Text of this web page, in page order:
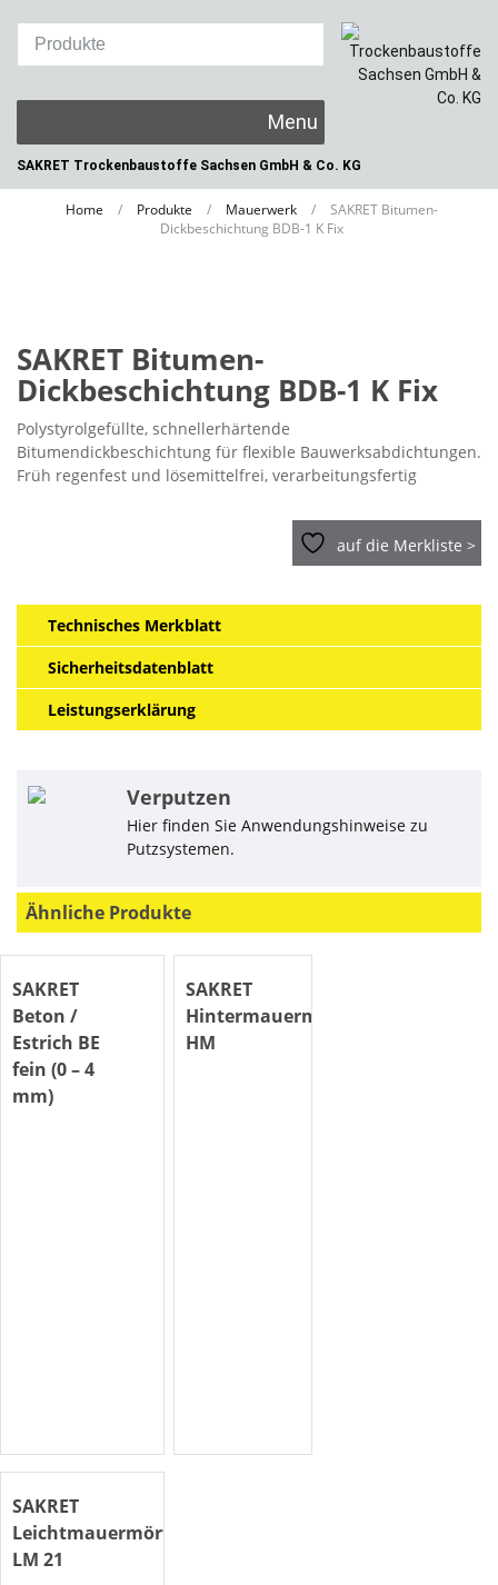
SAKRET Trockenbaustoffe Sachsen GmbH & Co. KG
content
Home / Produkte / Mauerwerk /
SAKRET Bitumen-
Dickbeschichtung BDB-1 K Fix
SAKRET Bitumen-
Dickbeschichtung BDB-1 K Fix
Polystyrolgefüllte, schnellerhärtende
Bitumendickbeschichtung für flexible Bauwerksabdichtungen.
Früh regenfest und lösemittelfrei, verarbeitungsfertig
auf die Merkliste >
Technisches Merkblatt
Sicherheitsdatenblatt
Leistungserklärung
Verputzen
Hier finden Sie Anwendungshinweise zu
Putzsystemen.
Ähnliche Produkte
SAKRET
Beton /
Estrich BE
fein (0 – 4
mm)
SAKRET
Hintermauermörtel
HM
SAKRET
Leichtmauermörtel
LM 21